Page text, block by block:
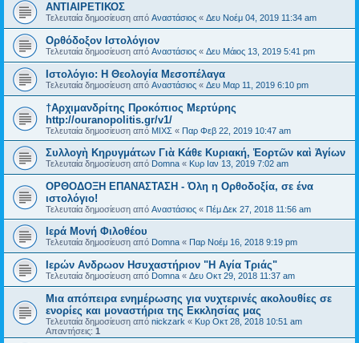
ΑΝΤΙΑΙΡΕΤΙΚΟΣ
Τελευταία δημοσίευση από Αναστάσιος « Δευ Νοέμ 04, 2019 11:34 am
Ορθόδοξον Ιστολόγιον
Τελευταία δημοσίευση από Αναστάσιος « Δευ Μάιος 13, 2019 5:41 pm
Ιστολόγιο: Η Θεολογία Μεσοπέλαγα
Τελευταία δημοσίευση από Αναστάσιος « Δευ Μαρ 11, 2019 6:10 pm
†Αρχιμανδρίτης Προκόπιος Μερτύρης
http://ouranopolitis.gr/v1/
Τελευταία δημοσίευση από ΜΙΧΣ « Παρ Φεβ 22, 2019 10:47 am
Συλλογὴ Κηρυγμάτων Γιὰ Κάθε Κυριακή, Ἑορτῶν καὶ Ἁγίων
Τελευταία δημοσίευση από Domna « Κυρ Ιαν 13, 2019 7:02 am
ΟΡΘΟΔΟΞΗ ΕΠΑΝΑΣΤΑΣΗ - Όλη η Ορθοδοξία, σε ένα
ιστολόγιο!
Τελευταία δημοσίευση από Αναστάσιος « Πέμ Δεκ 27, 2018 11:56 am
Ιερά Μονή Φιλοθέου
Τελευταία δημοσίευση από Domna « Παρ Νοέμ 16, 2018 9:19 pm
Ιερών Ανδρωον Ησυχαστήριον "Η Αγία Τριάς"
Τελευταία δημοσίευση από Domna « Δευ Οκτ 29, 2018 11:37 am
Μια απόπειρα ενημέρωσης για νυχτερινές ακολουθίες σε
ενορίες και μοναστήρια της Εκκλησίας μας
Τελευταία δημοσίευση από nickzark « Κυρ Οκτ 28, 2018 10:51 am
Απαντήσεις: 1